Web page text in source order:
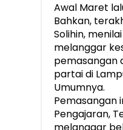
Awal Maret
Bahkan,
Solihin,
melanggar
pemasangan
partai di
Umumnya.
Pemasangan
Pengajaran,